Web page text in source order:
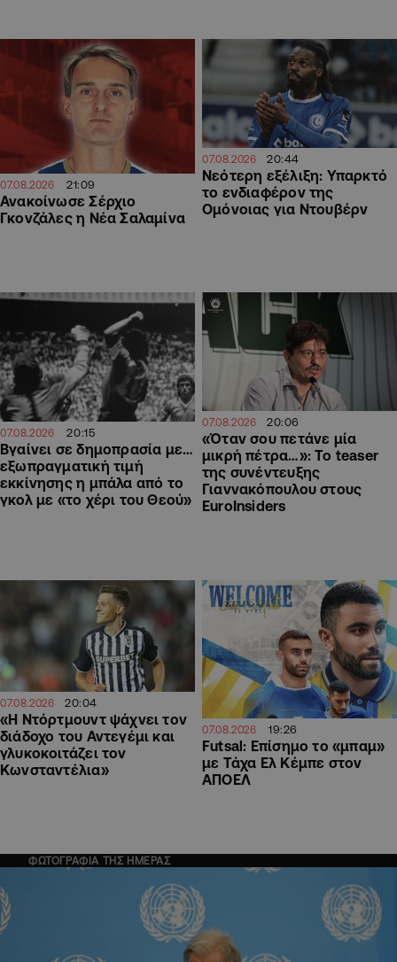
07.08.2026 21:09
Ανακοίνωσε Σέρχιο
Γκονζάλες η Νέα Σαλαμίνα
07.08.2026 20:44
Νεότερη εξέλιξη: Υπαρκτό
το ενδιαφέρον της
Ομόνοιας για Ντουβέρν
07.08.2026 20:15
Βγαίνει σε δημοπρασία με…
εξωπραγματική τιμή
εκκίνησης η μπάλα από το
γκολ με «το χέρι του Θεού»
07.08.2026 20:06
«Όταν σου πετάνε μία
μικρή πέτρα…»: Το teaser
της συνέντευξης
Γιαννακόπουλου στους
EuroInsiders
07.08.2026 20:04
«Η Ντόρτμουντ ψάχνει τον
διάδοχο του Αντεγέμι και
γλυκοκοιτάζει τον
Κωνσταντέλια»
07.08.2026 19:26
Futsal: Επίσημο το «μπαμ»
με Τάχα Ελ Κέμπε στον
ΑΠΟΕΛ
ΦΩΤΟΓΡΑΦΙΑ ΤΗΣ ΗΜΕΡΑΣ